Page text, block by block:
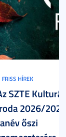
FRISS HÍREK
SZTE
2026/
őszi